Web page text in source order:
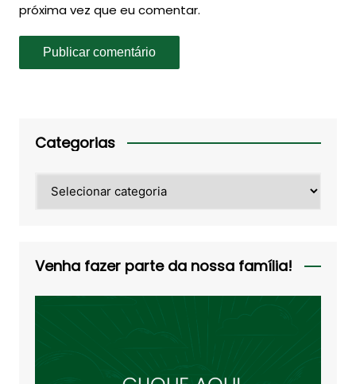
próxima vez que eu comentar.
Categorias
Venha fazer parte da nossa família!